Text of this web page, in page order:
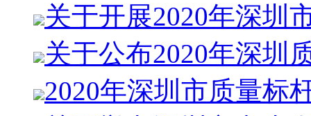
关于开展2020年深圳
关于公布2020年深圳
2020年深圳市质量标